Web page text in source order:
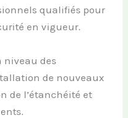
qualifiés pour
en vigueur.
niveau des
de nouveaux
de l’étanchéité et